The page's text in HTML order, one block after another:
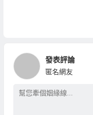
發表評論
匿名網友